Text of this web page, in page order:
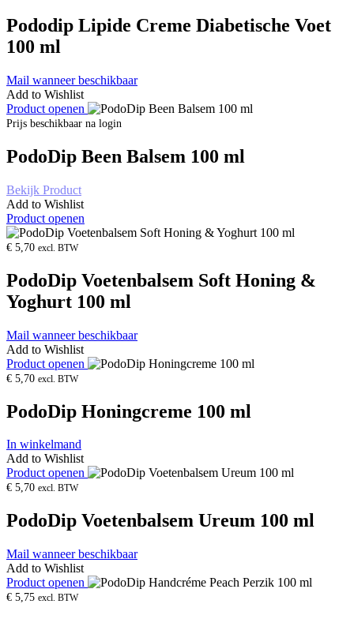
Pododip Lipide Creme Diabetische Voet
100 ml
Mail wanneer beschikbaar
Add to Wishlist
Product openen
Prijs beschikbaar na login
PodoDip Been Balsem 100 ml
Bekijk Product
Add to Wishlist
Product openen
€ 5,70 excl. BTW
PodoDip Voetenbalsem Soft Honing &
Yoghurt 100 ml
Mail wanneer beschikbaar
Add to Wishlist
Product openen
€ 5,70 excl. BTW
PodoDip Honingcreme 100 ml
In winkelmand
Add to Wishlist
Product openen
€ 5,70 excl. BTW
PodoDip Voetenbalsem Ureum 100 ml
Mail wanneer beschikbaar
Add to Wishlist
Product openen
€ 5,75 excl. BTW